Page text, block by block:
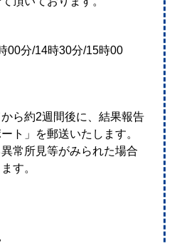
00分/14時30分/15時00
ら約2週間後に、結果報告
ト」を郵送いたします。
常所見等がみられた場合
す。